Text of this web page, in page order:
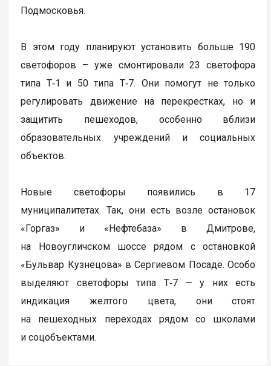
Подмосковья.
В этом году планируют установить больше 190
светофоров – уже смонтировали 23 светофора
типа Т‑1 и 50 типа Т‑7. Они помогут не только
регулировать движение на перекрестках, но и
защитить пешеходов, особенно вблизи
образовательных учреждений и социальных
объектов.
Новые светофоры появились в 17
муниципалитетах. Так, они есть возле остановок
«Горгаз» и «Нефтебаза» в Дмитрове,
на Новоугличском шоссе рядом с остановкой
«Бульвар Кузнецова» в Сергиевом Посаде. Особо
выделяют светофоры типа Т‑7 — у них есть
индикация желтого цвета, они стоят
на пешеходных переходах рядом со школами
и соцобъектами.